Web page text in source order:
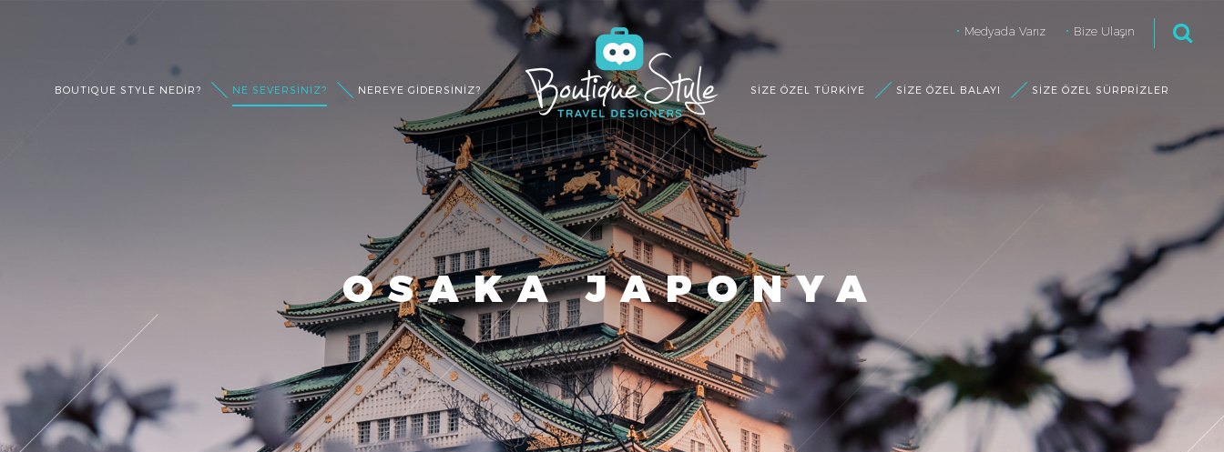
Medyada Varız Bize Ulaşın
BOUTIQUE STYLE NEDIR? NE SEVERSINIZ? NEREYE GIDERSINIZ? SIZE ÖZEL SÜRPRIZLER
SIZE ÖZEL BALAYI
SIZE ÖZEL TÜRKIYE
OSAKA JAPONYA